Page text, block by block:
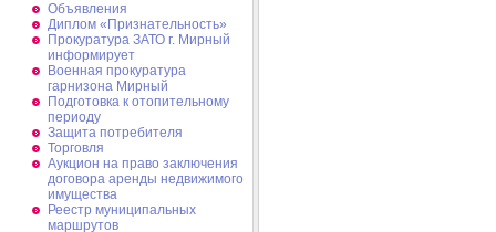
Объявления
Диплом «Признательность»
Прокуратура ЗАТО г. Мирный
информирует
Военная прокуратура
гарнизона Мирный
Подготовка к отопительному
периоду
Защита потребителя
Торговля
Аукцион на право заключения
договора аренды недвижимого
имущества
Реестр муниципальных
маршрутов